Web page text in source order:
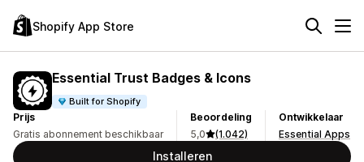
Shopify App Store
Essential Trust Badges & Icons
Built for Shopify
Prijs
Gratis abonnement beschikbaar
Beoordeling
5,0
(1.042)
Ontwikkelaar
Essential Apps
Installeren